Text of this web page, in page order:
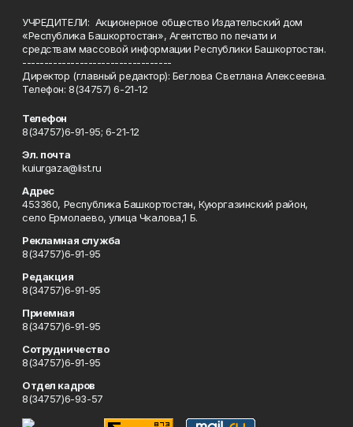
УЧРЕДИТЕЛИ: Акционерное общество Издательский дом
«Республика Башкортостан», Агентство по печати и
средствам массовой информации Республики Башкортостан.
----------------------------------
Директор (главный редактор): Беглова Светлана Алексеевна.
Телефон: 8(34757) 6-21-12
Телефон
8(34757)6-91-95; 6-21-12
Эл. почта
kuiurgaza@list.ru
Адрес
453360, Республика Башкортостан, Куюргазинский район,
село Ермолаево, улица Чкалова,1 Б.
Рекламная служба
8(34757)6-91-95
Редакция
8(34757)6-91-95
Приемная
8(34757)6-91-95
Сотрудничество
8(34757)6-91-95
Отдел кадров
8(34757)6-93-57